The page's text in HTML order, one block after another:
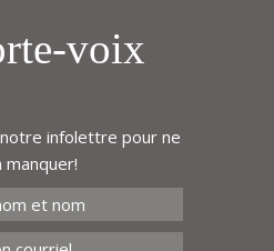
vos places sur le
voix
infolettre pour ne
manquer!